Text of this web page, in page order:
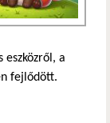
eszközről, a
fejlődött.